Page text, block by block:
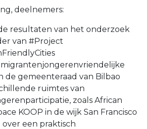
deelnemers:
resultaten van het onderzoek
van #Project
de gemeenteraad van Bilbao
ruimtes van
zoals African
KOOP in de wijk San Francisco
een praktisch